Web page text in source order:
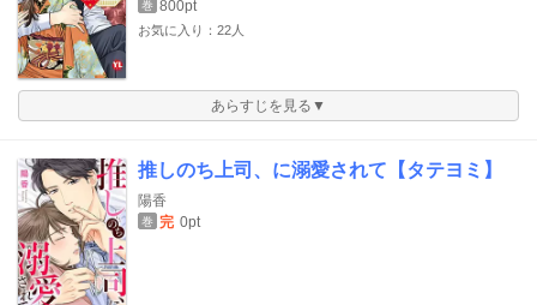
巻 800pt
お気に入り：22人
あらすじを見る▼
推しのち上司、に溺愛されて【タテヨミ】
陽香
巻 完 0pt